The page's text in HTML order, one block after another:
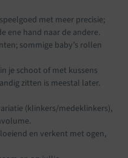
met meer precisie;
ene hand naar de andere.
sommige baby’s rollen
je schoot of met kussens
zitten is meestal later.
(klinkers/medeklinkers),
en verkent met ogen,